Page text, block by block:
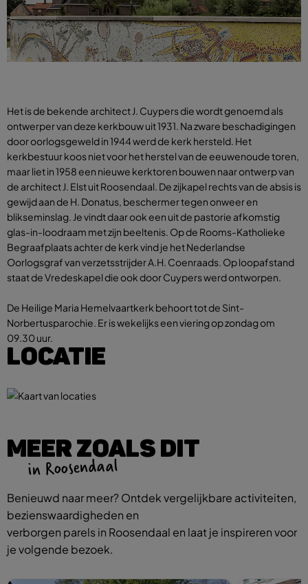
Het is de bekende architect J. Cuypers die wordt genoemd als
ontwerper van deze kerkbouw uit 1931. Na zware beschadigingen
door oorlogsgeweld in 1944 werd de kerk hersteld. Het
kerkbestuur koos niet voor het herstel van de eeuwenoude toren,
maar liet in 1958 een nieuwe kerktoren bouwen naar ontwerp van
de architect J. Elst uit Roosendaal. De zijkapel rechts van de absis is
gewijd aan de H. Donatus, beschermer tegen onweer en
blikseminslag. Je vindt daar ook een uit de pastorie afkomstig
glas-in-loodraam met zijn beeltenis. Op de Rooms-Katholieke
Begraafplaats achter de kerk vind je het Nederlandse
Oorlogsgraf van verzetsstrijder A.H. Coenraads. Op loopafstand
staat de Vredeskapel die ook door Cuypers werd ontworpen.
De Heilige Maria Hemelvaartkerk behoort tot de Sint-
Norbertusparochie. Er is wekelijks een viering op zondag om
09.30 uur.
LOCATIE
MEER ZOALS DIT
in Roosendaal
Benieuwd naar meer? Ontdek vergelijkbare activiteiten,
bezienswaardigheden en
verborgen parels in Roosendaal en laat je inspireren voor
je volgende bezoek.